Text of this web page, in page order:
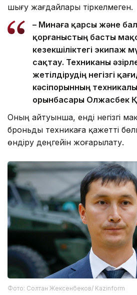
шығу жағдайлары тіркелмеген.
– Минаға қарсы және
қорғаныстың басты
кезекшіліктегі экипаж
сақтау. Техниканы
жетілдірудің негізгі
кәсіпорынның
орынбасары Олжасбек
Оның айтуынша, енді негізгі
броньды техникаға қажетті
өндіру деңгейін жоғарылату.
Фото: Солтан Жексенбеков/ Kazinform